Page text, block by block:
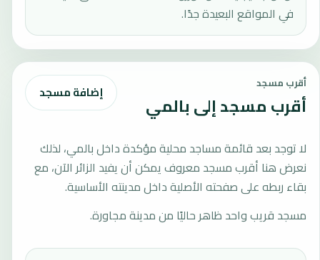
في المواقع البعيدة جدًا.
أقرب مسجد
أقرب مسجد إلى بالمي إضافة مسجد
لا توجد بعد قائمة مساجد محلية مؤكدة داخل بالمي، لذلك
نعرض هنا أقرب مسجد معروف يمكن أن يفيد الزائر الآن، مع
بقاء ربطه على صفحته الأصلية داخل مدينته الأساسية.
مسجد قريب واحد ظاهر حاليًا من مدينة مجاورة.